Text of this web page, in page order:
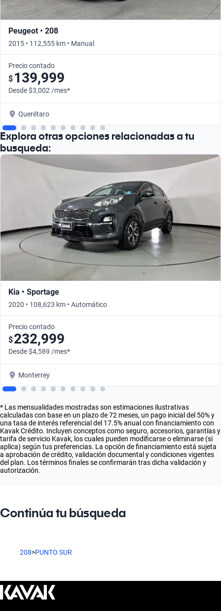
Peugeot • 208
2015 • 112,555 km • Manual
Precio contado
$ 139,999
Desde $3,002 /mes*
Querétaro
Explora otras opciones relacionadas a tu
busqueda:
Kia • Sportage
2020 • 108,623 km • Automático
Precio contado
$232,999
Desde $4,589 /mes*
Monterrey
* Las mensualidades mostradas son estimaciones ilustrativas
calculadas con base en un plazo de 72 meses, un pago inicial del 50% y
una tasa de interés referencial del 17.5% anual con financiamiento con
Kavak Crédito. Incluyen conceptos como seguro, accesorios, garantías y
tarifa de servicio Kavak, los cuales pueden modificarse o eliminarse (si
aplica) según tus preferencias. La opción de financiamiento está sujeta
a aprobación de crédito, validación documental y condiciones vigentes
del plan. Los términos finales se confirmarán tras dicha validación y
autorización.
Continúa tu búsqueda
208>PUNTO SUR